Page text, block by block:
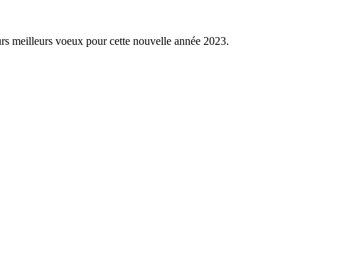
meilleurs voeux pour cette nouvelle année 2023.